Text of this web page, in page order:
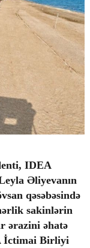
IDEA
Əliyevanın
qəsəbəsində
sakinlərin
ərazini əhatə
İctimai Birliyi